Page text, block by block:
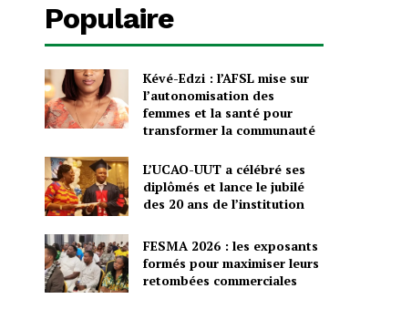
Populaire
Kévé-Edzi : l’AFSL mise sur
l’autonomisation des
femmes et la santé pour
transformer la communauté
L’UCAO-UUT a célébré ses
diplômés et lance le jubilé
des 20 ans de l’institution
FESMA 2026 : les exposants
formés pour maximiser leurs
retombées commerciales